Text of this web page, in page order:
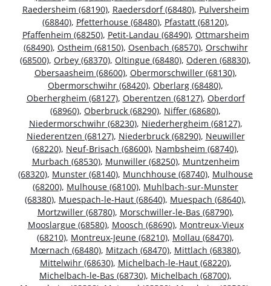
Raedersheim (68190), Raedersdorf (68480), Pulversheim
(68840), Pfetterhouse (68480), Pfastatt (68120),
Pfaffenheim (68250), Petit-Landau (68490), Ottmarsheim
(68490), Ostheim (68150), Osenbach (68570), Orschwihr
(68500), Orbey (68370), Oltingue (68480), Oderen (68830),
Obersaasheim (68600), Obermorschwiller (68130),
Obermorschwihr (68420), Oberlarg (68480),
Oberhergheim (68127), Oberentzen (68127), Oberdorf
(68960), Oberbruck (68290), Niffer (68680),
Niedermorschwihr (68230), Niederhergheim (68127),
Niederentzen (68127), Niederbruck (68290), Neuwiller
(68220), Neuf-Brisach (68600), Nambsheim (68740),
Murbach (68530), Munwiller (68250), Muntzenheim
(68320), Munster (68140), Munchhouse (68740), Mulhouse
(68200), Mulhouse (68100), Muhlbach-sur-Munster
(68380), Muespach-le-Haut (68640), Muespach (68640),
Mortzwiller (68780), Morschwiller-le-Bas (68790),
Mooslargue (68580), Moosch (68690), Montreux-Vieux
(68210), Montreux-Jeune (68210), Mollau (68470),
Mœrnach (68480), Mitzach (68470), Mittlach (68380),
Mittelwihr (68630), Michelbach-le-Haut (68220),
Michelbach-le-Bas (68730), Michelbach (68700),